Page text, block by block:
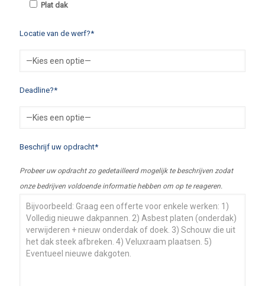
Plat dak
Locatie van de werf?*
Deadline?*
Beschrijf uw opdracht*
Probeer uw opdracht zo gedetailleerd mogelijk te beschrijven zodat
onze bedrijven voldoende informatie hebben om op te reageren.